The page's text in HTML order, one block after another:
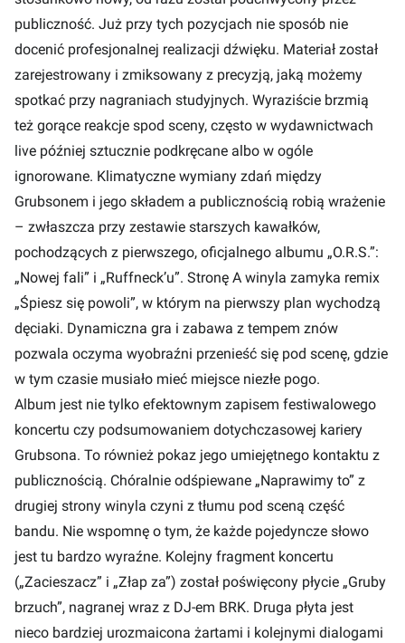
publiczność. Już przy tych pozycjach nie sposób nie
docenić profesjonalnej realizacji dźwięku. Materiał został
zarejestrowany i zmiksowany z precyzją, jaką możemy
spotkać przy nagraniach studyjnych. Wyraziście brzmią
też gorące reakcje spod sceny, często w wydawnictwach
live później sztucznie podkręcane albo w ogóle
ignorowane. Klimatyczne wymiany zdań między
Grubsonem i jego składem a publicznością robią wrażenie
– zwłaszcza przy zestawie starszych kawałków,
pochodzących z pierwszego, oficjalnego albumu „O.R.S.”:
„Nowej fali” i „Ruffneck’u”. Stronę A winyla zamyka remix
„Śpiesz się powoli”, w którym na pierwszy plan wychodzą
dęciaki. Dynamiczna gra i zabawa z tempem znów
pozwala oczyma wyobraźni przenieść się pod scenę, gdzie
w tym czasie musiało mieć miejsce niezłe pogo.
Album jest nie tylko efektownym zapisem festiwalowego
koncertu czy podsumowaniem dotychczasowej kariery
Grubsona. To również pokaz jego umiejętnego kontaktu z
publicznością. Chóralnie odśpiewane „Naprawimy to” z
drugiej strony winyla czyni z tłumu pod sceną część
bandu. Nie wspomnę o tym, że każde pojedyncze słowo
jest tu bardzo wyraźne. Kolejny fragment koncertu
(„Zacieszacz” i „Złap za”) został poświęcony płycie „Gruby
brzuch”, nagranej wraz z DJ-em BRK. Druga płyta jest
nieco bardziej urozmaicona żartami i kolejnymi dialogami